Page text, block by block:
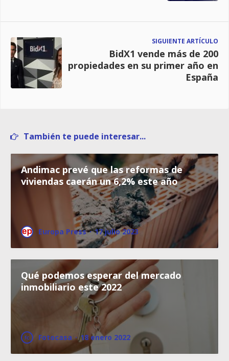
SIGUIENTE ARTÍCULO
BidX1 vende más de 200
propiedades en su primer año en
España
También te puede interesar...
Andimac prevé que las reformas de
viviendas caerán un 6,2% este año
Europa Press · 17 julio 2023
Qué podemos esperar del mercado
inmobiliario este 2022
Fotocasa · 18 enero 2022